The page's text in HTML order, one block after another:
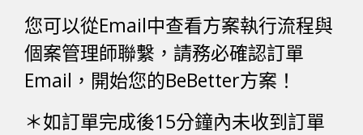
您可以從Email中查看方案執行流程與
個案管理師聯繫，請務必確認訂單
Email，開始您的BeBetter方案！
＊如訂單完成後15分鐘內未收到訂單